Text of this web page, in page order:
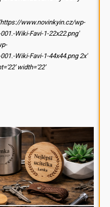
www.novinkyin.cz/wp-
Wiki-Favi-1-22x22.png'
Wiki-Favi-1-44x44.png 2x'
width='22'